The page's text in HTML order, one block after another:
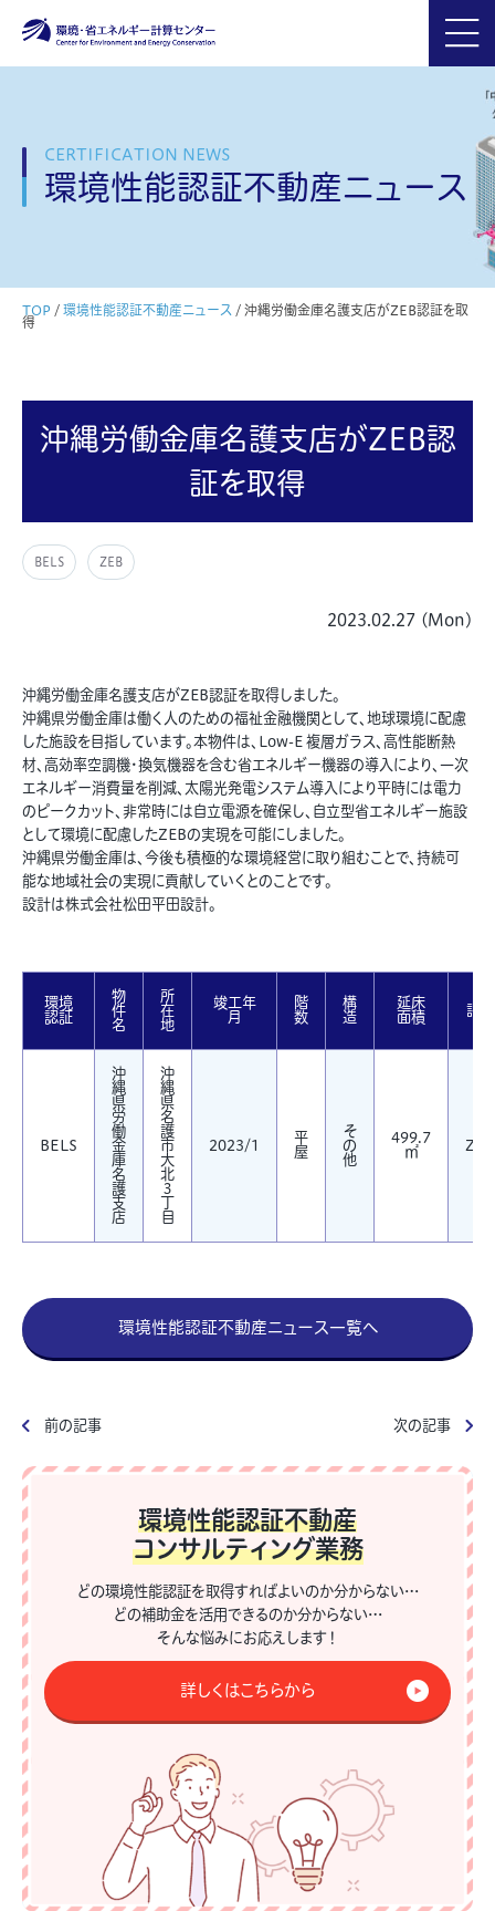
CERTIFICATION NEWS
環境性能認証不動産ニュース
TOP / 環境性能認証不動産ニュース / 沖縄労働金庫名護支店がZEB認証を取
得
沖縄労働金庫名護支店がZEB認
証を取得
BELS ZEB
2023.02.27 (Mon)
沖縄労働金庫名護支店がZEB認証を取得しました。
沖縄県労働金庫は働く人のための福祉金融機関として、地球環境に配慮
した施設を目指しています。本物件は、Low-E 複層ガラス、高性能断熱
材、高効率空調機・換気機器を含む省エネルギー機器の導入により、一次
エネルギー消費量を削減、太陽光発電システム導入により平時には電力
のピークカット、非常時には自立電源を確保し、自立型省エネルギー施設
として環境に配慮したZEBの実現を可能にしました。
沖縄県労働金庫は、今後も積極的な環境経営に取り組むことで、持続可
能な地域社会の実現に貢献していくとのことです。
設計は株式会社松田平田設計。
環境
認証
物
件
名
所
在
地
竣工年
月
階
数
構
造
延床
面積 評価
BELS
沖
縄
県
労
働
金
庫
名
護
支
店
沖
縄
県
名
護
市
大
北
３
丁
目
2023/1 平
屋
そ
の
他
499.7
㎡ ZEB
環境性能認証不動産ニュース一覧へ
前の記事 次の記事
環境性能認証不動産
コンサルティング業務
どの環境性能認証を取得すればよいのか分からない…
どの補助金を活用できるのか分からない…
そんな悩みにお応えします！
詳しくはこちらから